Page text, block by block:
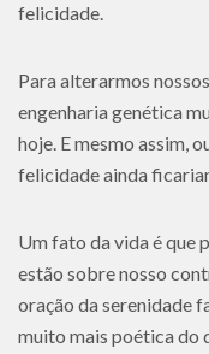
felicidade.
Para alterarmos
engenharia genética
hoje. E mesmo assim,
felicidade ainda
Um fato da vida é que
estão sobre nosso
oração da serenidade
muito mais poética do